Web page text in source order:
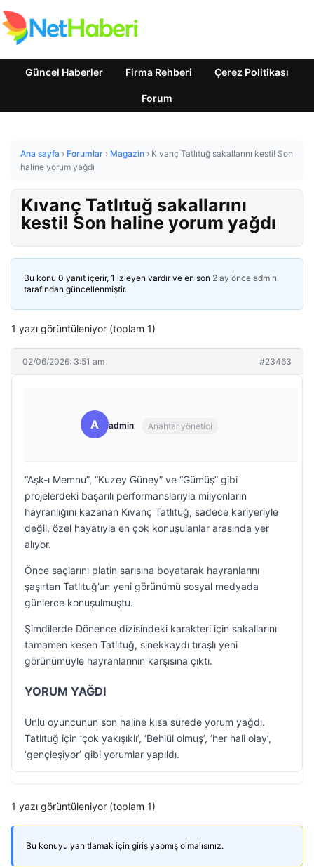
Güncel Haberler Firma Rehberi Çerez Politikası
Forum
Ana sayfa › Forumlar › Magazin › Kıvanç Tatlıtuğ sakallarını kesti! Son
haline yorum yağdı
Kıvanç Tatlıtuğ sakallarını
kesti! Son haline yorum yağdı
Bu konu 0 yanıt içerir, 1 izleyen vardır ve en son 2 ay önce admin
tarafından güncellenmiştir.
1 yazı görüntüleniyor (toplam 1)
02/06/2026: 3:51 am #23463
A admin Anahtar yönetici
“Aşk-ı Memnu”, “Kuzey Güney” ve “Gümüş” gibi
projelerdeki başarılı performanslarıyla milyonların
hayranlığını kazanan Kıvanç Tatlıtuğ, sadece kariyeriyle
değil, özel hayatıyla en çok konuşulanlar arasında yer
alıyor.
Önce saçlarını platin sarısına boyatarak hayranlarını
şaşırtan Tatlıtuğ’un yeni görünümü sosyal medyada
günlerce konuşulmuştu.
Şimdilerde Dönence dizisindeki karakteri için sakallarını
tamamen kesen Tatlıtuğ, sinekkaydı tıraşlı yeni
görünümüyle hayranlarının karşısına çıktı.
YORUM YAĞDI
Ünlü oyuncunun son haline kısa sürede yorum yağdı.
Tatlıtuğ için ‘çok yakışıklı’, ‘Behlül olmuş’, ‘her hali olay’,
‘gençleşiyor’ gibi yorumlar yapıldı.
1 yazı görüntüleniyor (toplam 1)
Bu konuyu yanıtlamak için giriş yapmış olmalısınız.